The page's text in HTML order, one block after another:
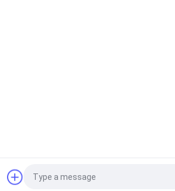
Vraag een offerte aan